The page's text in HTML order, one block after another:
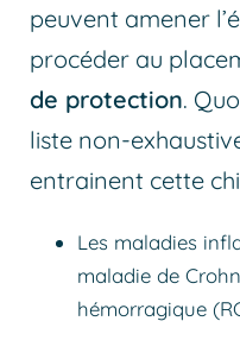
peuvent amener
procéder au
de protection.
liste non-
entrainent cette
Les maladies
maladie de
hémorragique